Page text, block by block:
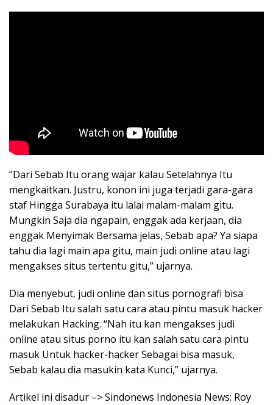
“Dari Sebab Itu orang wajar kalau Setelahnya Itu
mengkaitkan. Justru, konon ini juga terjadi gara-gara
staf Hingga Surabaya itu lalai malam-malam gitu.
Mungkin Saja dia ngapain, enggak ada kerjaan, dia
enggak Menyimak Bersama jelas, Sebab apa? Ya siapa
tahu dia lagi main apa gitu, main judi online atau lagi
mengakses situs tertentu gitu,” ujarnya.
Dia menyebut, judi online dan situs pornografi bisa
Dari Sebab Itu salah satu cara atau pintu masuk hacker
melakukan Hacking. “Nah itu kan mengakses judi
online atau situs porno itu kan salah satu cara pintu
masuk Untuk hacker-hacker Sebagai bisa masuk,
Sebab kalau dia masukin kata Kunci,” ujarnya.
Artikel ini disadur –> Sindonews Indonesia News: Roy